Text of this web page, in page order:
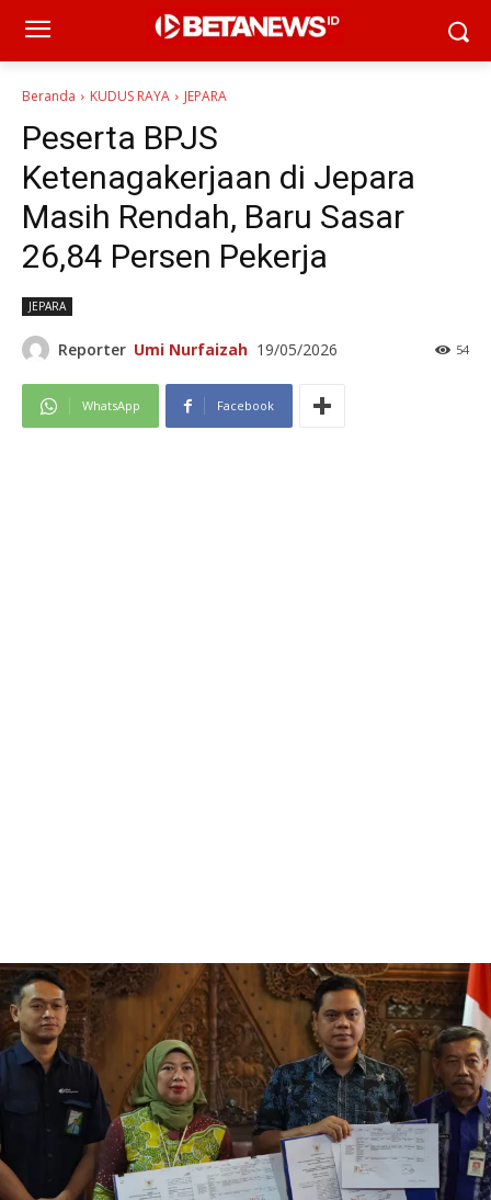
Beranda KUDUS RAYA JEPARA
Peserta BPJS
Ketenagakerjaan di Jepara
Masih Rendah, Baru Sasar
26,84 Persen Pekerja
JEPARA
Reporter Umi Nurfaizah 19/05/2026 54
WhatsApp Facebook